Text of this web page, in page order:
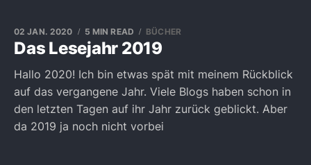
Das Lesejahr 2019
02 JAN. 2020 5 MIN READ BÜCHER
Hallo 2020! Ich bin etwas spät mit meinem Rückblick
auf das vergangene Jahr. Viele Blogs haben schon in
den letzten Tagen auf ihr Jahr zurück geblickt. Aber
da 2019 ja noch nicht vorbei